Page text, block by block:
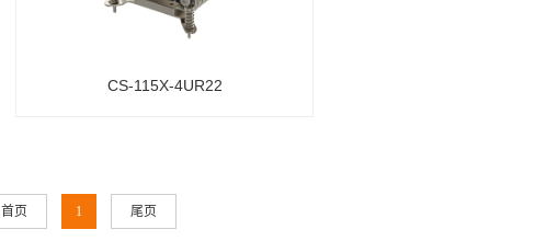
CS-115X-4UR22
首页 1 尾页